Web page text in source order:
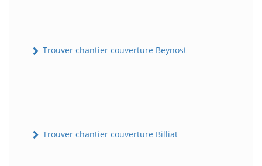
Trouver chantier couverture Beynost
Trouver chantier couverture Billiat